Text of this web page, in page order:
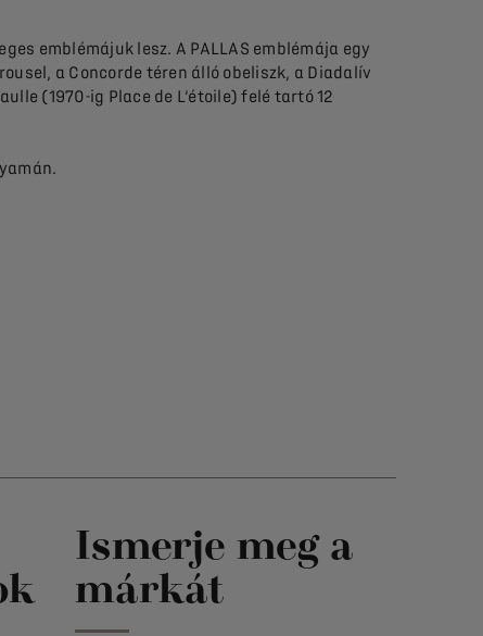
emblémájuk lesz. A PALLAS emblémája egy
a Concorde téren álló obeliszk, a Diadalív
(1970-ig Place de L’étoile) felé tartó 12
Ismerje meg a
márkát